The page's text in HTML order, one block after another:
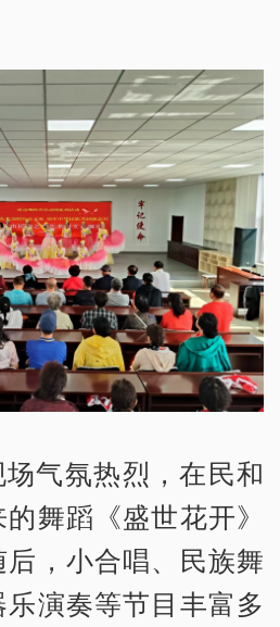
气氛热烈，在民和
舞蹈《盛世花开》
，小合唱、民族舞
演奏等节目丰富多